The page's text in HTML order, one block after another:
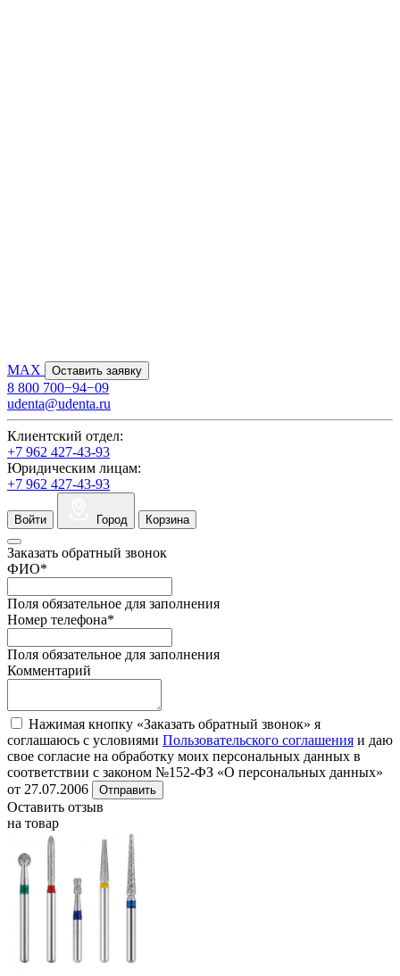
MAX Оставить заявку
8 800 700−94−09
udenta@udenta.ru
Клиентский отдел:
+7 962 427-43-93
Юридическим лицам:
+7 962 427-43-93
Войти Город Корзина
Заказать обратный звонок
ФИО*
Поля обязательное для заполнения
Номер телефона*
Поля обязательное для заполнения
Комментарий
Нажимая кнопку «Заказать обратный звонок» я
соглашаюсь с условиями Пользовательского соглашения и даю
свое согласие на обработку моих персональных данных в
соответствии с законом №152-ФЗ «О персональных данных»
от 27.07.2006
Отправить
Оставить отзыв
на товар